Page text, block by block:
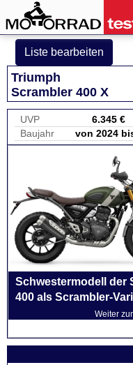
Liste bearbeiten
Triumph
Scrambler 400 X
UVP
6.345 €
Baujahr
von 2024
Schwestermodell der
400 als Scrambler-
Weiter